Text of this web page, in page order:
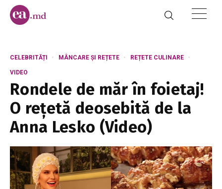
CELEBRITĂȚI MÂNCARE ȘI REȚETE REȚETE CULINARE
VIDEO
Rondele de măr în foietaj!
O rețetă deosebită de la
Anna Lesko (Video)